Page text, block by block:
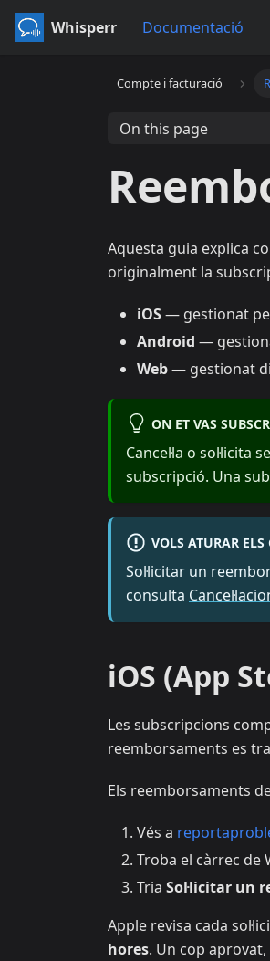
Whisperr Documentació
Compte i facturació
On this page
Aquesta guia explica
originalment la
iOS— gestionat
Android —
Web— gestionat
ON ET VAS
Cancel·la o
subscripció. Una
VOLS ATURAR ELS
Sol·licitar un
consulta
iOS (App
Les subscripcions
reemborsaments es
Els reemborsaments
Vés a
Troba el càrrec de
Tria Sol·licitar un
Apple revisa cada
hores. Un cop